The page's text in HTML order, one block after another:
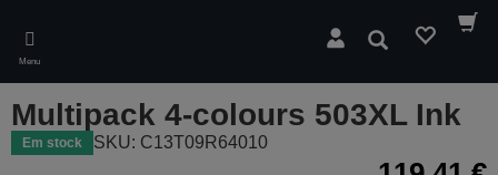
main
content
Menu
Pesquisar
Multipack 4-colours 503XL Ink
Em stock SKU: C13T09R64010